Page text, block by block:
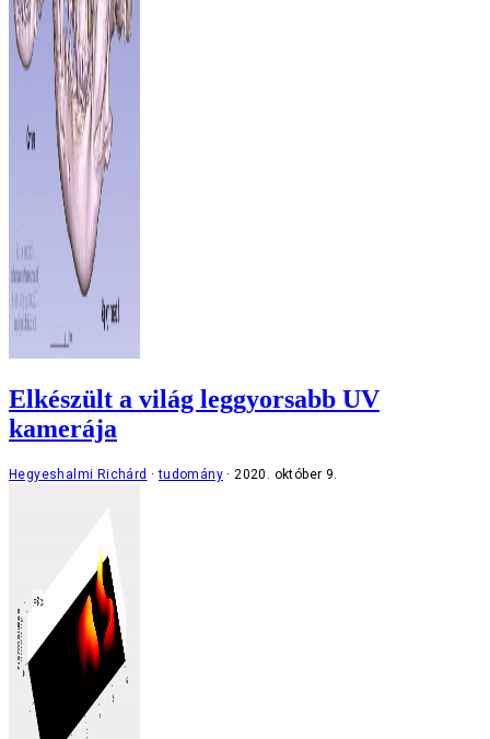
Elkészült a világ leggyorsabb UV
kamerája
Hegyeshalmi Richárd tudomány 2020. október 9.